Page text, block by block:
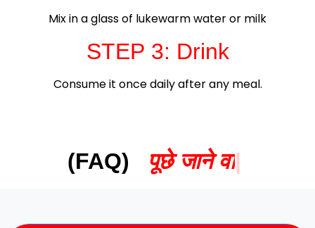
Mix in a glass of lukewarm water or milk
STEP 3: Drink
Consume it once daily after any meal.
(FAQ) पछ जन वल